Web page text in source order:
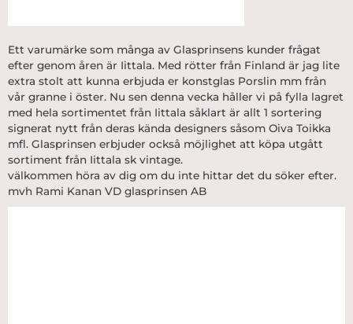
Ett varumärke som många av Glasprinsens kunder frågat
efter genom åren är Iittala. Med rötter från Finland är jag lite
extra stolt att kunna erbjuda er konstglas Porslin mm från
vår granne i öster. Nu sen denna vecka håller vi på fylla lagret
med hela sortimentet från Iittala såklart är allt 1 sortering
signerat nytt från deras kända designers såsom Oiva Toikka
mfl. Glasprinsen erbjuder också möjlighet att köpa utgått
sortiment från Iittala sk vintage.
välkommen höra av dig om du inte hittar det du söker efter.
mvh Rami Kanan VD glasprinsen AB